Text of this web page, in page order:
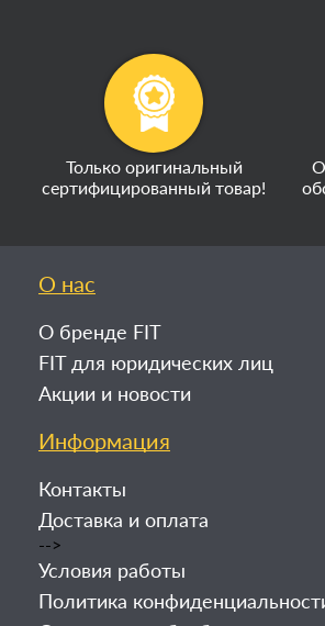
Только оригинальный
сертифицированный товар!
О нас
О бренде FIT
FIT для юридических лиц
Акции и новости
Информация
Контакты
Доставка и оплата
-->
Условия работы
Политика